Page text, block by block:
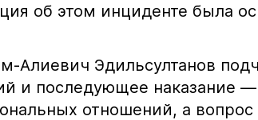
об этом инциденте была
Алиевич Эдильсултанов
и последующее наказание —
отношений, а вопрос